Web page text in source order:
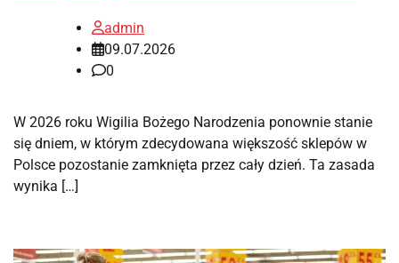
admin
09.07.2026
0
W 2026 roku Wigilia Bożego Narodzenia ponownie stanie
się dniem, w którym zdecydowana większość sklepów w
Polsce pozostanie zamknięta przez cały dzień. Ta zasada
wynika […]